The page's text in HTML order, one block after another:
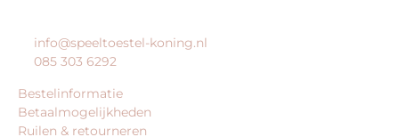
info@speeltoestel-koning.nl
085 303 6292
Bestelinformatie
Betaalmogelijkheden
Ruilen & retourneren